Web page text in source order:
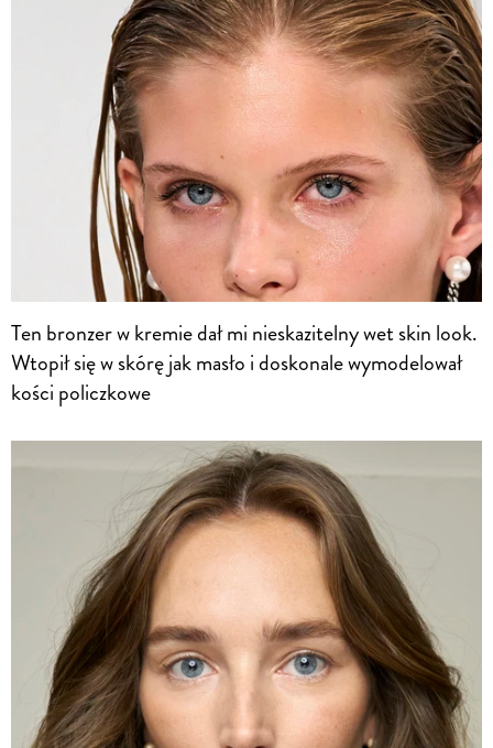
Ten bronzer w kremie dał mi nieskazitelny wet skin look.
Wtopił się w skórę jak masło i doskonale wymodelował
kości policzkowe